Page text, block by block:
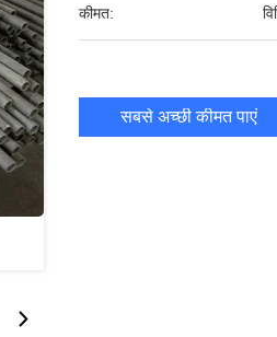
कीमत:
सबसे अच्छी कीमत पाएं